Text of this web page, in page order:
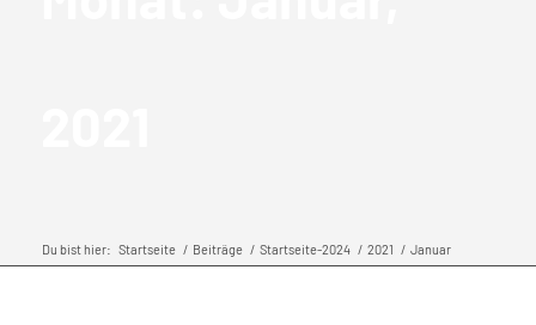
Du bist hier: Startseite / Beiträge / Startseite-2024 / 2021 / Januar